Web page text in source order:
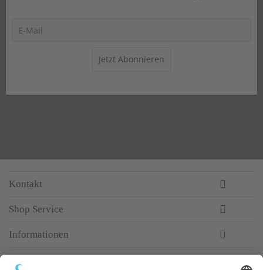
Jetzt Abonnieren
Kontakt
Shop Service
Informationen